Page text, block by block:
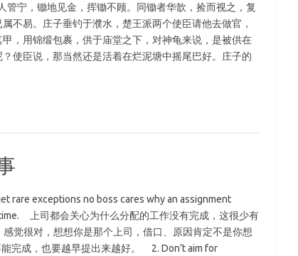
管宁，锄地见金，挥锄不顾。同锄者华歆，捡而视之，复
不易。庄子垂钓于濮水，楚王派两个使臣请他去做官，
，用锦缎包裹，供于庙堂之下，对神龟来说，是被供在
使臣说，那当然还是活着在烂泥塘中摇尾巴好。庄子的
exceptions no boss cares why an assignment
上司都会关心为什么分配的工作没有完成，这很少有
觉很对，想想你是那个上司，借口、原因肯定不是你想
完成，也要越早提出来越好。 2. Don’t aim for